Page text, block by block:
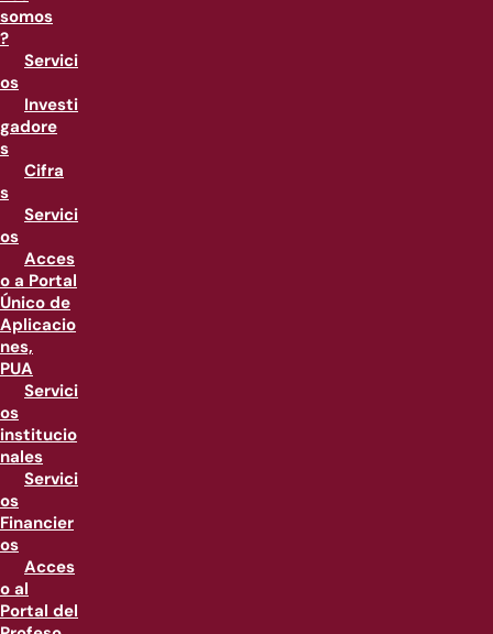
somos
?
Servici
os
Investi
gadore
s
Cifra
s
Servici
os
Acces
o a Portal
Único de
Aplicacio
nes,
PUA
Servici
os
institucio
nales
Servici
os
Financier
os
Acces
o al
Portal del